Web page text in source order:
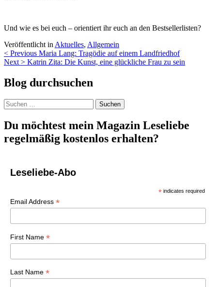
Und wie es bei euch – orientiert ihr euch an den Bestsellerlisten?
Veröffentlicht inAktuelles, Allgemein
Beitragsnavigation
< Previous Maria Lang: Tragödie auf einem Landfriedhof
Next > Katrin Zita: Die Kunst, eine glückliche Frau zu sein
Blog durchsuchen
Suchen
nach:
Du möchtest mein Magazin Leseliebe
regelmäßig kostenlos erhalten?
Leseliebe-Abo
* indicates required
Email Address *
First Name *
Last Name *